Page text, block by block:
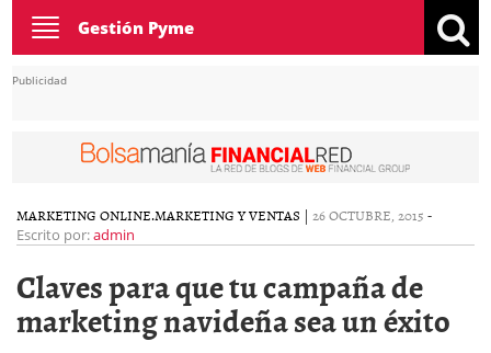
Toggle
navigation
Gestión Pyme
Publicidad
MARKETING ONLINE.MARKETING Y VENTAS | 26 OCTUBRE, 2015 -
Escrito por:admin
Claves para que tu campaña de
marketing navideña sea un éxito